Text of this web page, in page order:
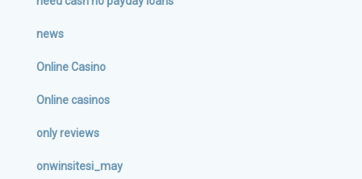
news
Online Casino
Online casinos
only reviews
onwinsitesi_may